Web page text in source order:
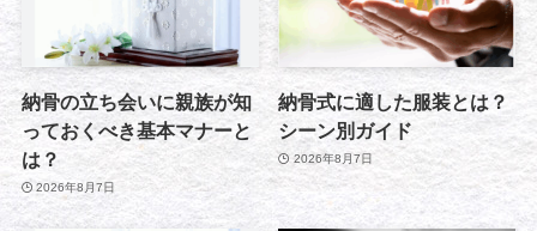
納骨の立ち会いに親族が知
っておくべき基本マナーと
は？
2026年8月7日
納骨式に適した服装とは？
シーン別ガイド
2026年8月7日